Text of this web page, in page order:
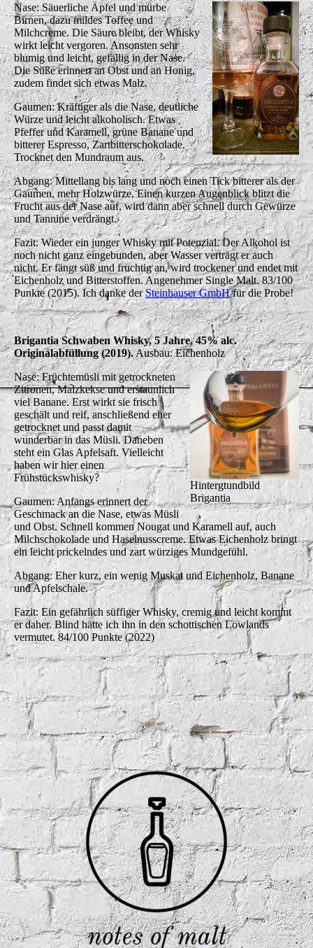
Nase: Säuerliche Äpfel und mürbe
Birnen, dazu mildes Toffee und
Milchcreme. Die Säure bleibt, der Whisky
wirkt leicht vergoren. Ansonsten sehr
blumig und leicht, gefällig in der Nase.
Die Süße erinnert an Obst und an Honig,
zudem findet sich etwas Malz.
Gaumen: Kräftiger als die Nase, deutliche
Würze und leicht alkoholisch. Etwas
Pfeffer und Karamell, grüne Banane und
bitterer Espresso, Zartbitterschokolade.
Trocknet den Mundraum aus.
Abgang: Mittellang bis lang und noch einen Tick bitterer als der
Gaumen, mehr Holzwürze. Einen kurzen Augenblick blitzt die
Frucht aus der Nase auf, wird dann aber schnell durch Gewürze
und Tannine verdrängt.
Fazit: Wieder ein junger Whisky mit Potenzial. Der Alkohol ist
noch nicht ganz eingebunden, aber Wasser verträgt er auch
nicht. Er fängt süß und fruchtig an, wird trockener und endet mit
Eichenholz und Bitterstoffen. Angenehmer Single Malt. 83/100
Punkte (2015). Ich danke der Steinhauser GmbHfür die Probe!
Brigantia Schwaben Whisky, 5 Jahre, 45% alc.
Originalabfüllung (2019).Ausbau: Eichenholz
Hintergtundbild
Brigantia
Nase: Früchtemüsli mit getrockneten
Zitronen, Malzkekse und erstaunlich
viel Banane. Erst wirkt sie frisch
geschält und reif, anschließend eher
getrocknet und passt damit
wunderbar in das Müsli. Daneben
steht ein Glas Apfelsaft. Vielleicht
haben wir hier einen
Frühstückswhisky?
Gaumen: Anfangs erinnert der
Geschmack an die Nase, etwas Müsli
und Obst. Schnell kommen Nougat und Karamell auf, auch
Milchschokolade und Haselnusscreme. Etwas Eichenholz bringt
ein leicht prickelndes und zart würziges Mundgefühl.
Abgang: Eher kurz, ein wenig Muskat und Eichenholz, Banane
und Apfelschale.
Fazit: Ein gefährlich süffiger Whisky, cremig und leicht kommt
er daher. Blind hätte ich ihn in den schottischen Lowlands
vermutet. 84/100 Punkte (2022)